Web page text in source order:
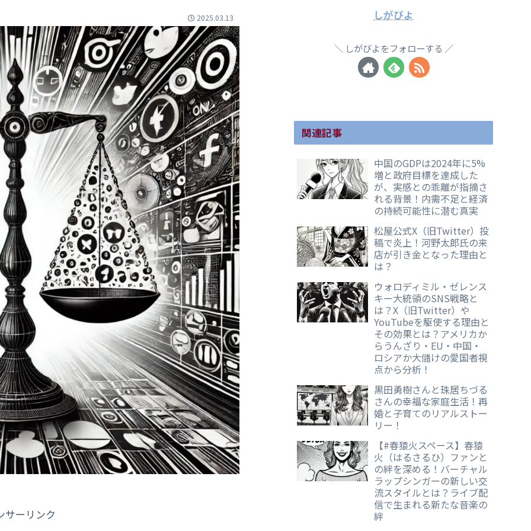
2025.03.13
サーリンク
しがびよ
しがびよをフォローする
関連記事
中国のGDPは2024年に5%
増と政府目標を達成した
が、実感との乖離が指摘さ
れる背景！内需不足と経済
の持続可能性に潜む真実
松屋公式X（旧Twitter）投
稿で炎上！河野太郎氏の来
店が引き金となった理由と
は？
ウォロディミル・ゼレンス
キー大統領のSNS戦略と
は？X（旧Twitter）や
YouTubeを駆使する理由と
その効果とは？アメリカか
らうんざり・EU・中国・
ロシアか大儲けの愛国者視
点から分析！
黒田勇樹さんと珠居ちづる
さんの幸福な家庭生活！再
婚と子育てのリアルストー
リー！
【#春猿火スペース】春猿
火（はるさるひ）ファンと
の絆を深める！バーチャル
ラップシンガーの新しい交
流スタイルとは？ライブ配
信で生まれる新たな音楽の
絆